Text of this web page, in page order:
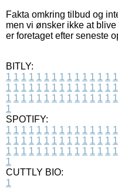
Fakta omkring tilbud og
men vi ønsker ikke at
er foretaget efter seneste
BITLY:
1 1 1 1 1 1 1 1 1 1 1 1 1 1 1
1 1 1 1 1 1 1 1 1 1 1 1 1 1 1
1 1 1 1 1 1 1 1 1 1 1 1 1 1 1
1
SPOTIFY:
1 1 1 1 1 1 1 1 1 1 1 1 1 1 1
1 1 1 1 1 1 1 1 1 1 1 1 1 1 1
1 1 1 1 1 1 1 1 1 1 1 1 1 1 1
1
CUTTLY BIO:
1